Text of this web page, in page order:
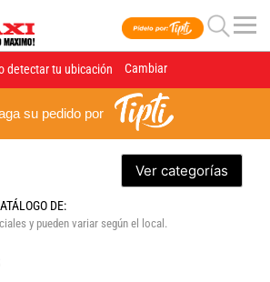
detectar tu ubicación Cambiar
su pedido por
Ver categorías
DE:
y pueden variar según el local.